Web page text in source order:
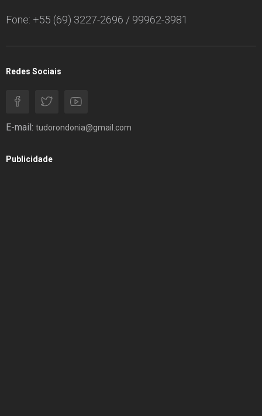
Fone: +55 (69) 3227-2696 / 99962-3981
Redes Sociais
E-mail: tudorondonia@gmail.com
Publicidade